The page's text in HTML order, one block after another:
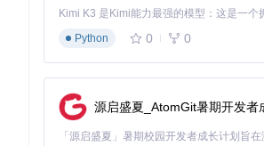
+    return imgEl &&
+           imgEl.tagName ===
+
Python
0 0
源启盛夏_AtomGit暑期开发者